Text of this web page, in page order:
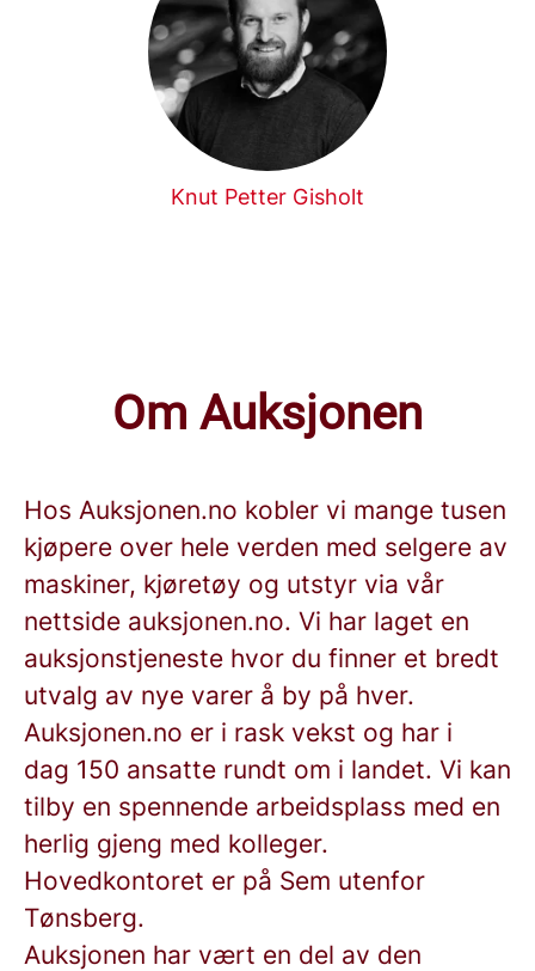
Knut Petter Gisholt
Om Auksjonen
Hos Auksjonen.no kobler vi mange tusen
kjøpere over hele verden med selgere av
maskiner, kjøretøy og utstyr via vår
nettside auksjonen.no. Vi har laget en
auksjonstjeneste hvor du finner et bredt
utvalg av nye varer å by på hver.
Auksjonen.no er i rask vekst og har i
dag 150 ansatte rundt om i landet. Vi kan
tilby en spennende arbeidsplass med en
herlig gjeng med kolleger.
Hovedkontoret er på Sem utenfor
Tønsberg.
Auksjonen har vært en del av den